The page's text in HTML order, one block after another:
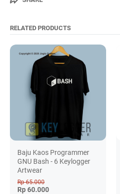
RELATED PRODUCTS
Baju Kaos Programmer
GNU Bash - 6 Keylogger
Artwear
Rp 65.000
Rp 60.000